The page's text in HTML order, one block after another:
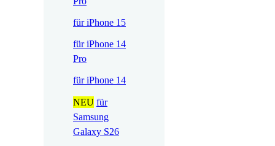
für iPhone 15
für iPhone 14
Pro
für iPhone 14
NEU für
Samsung
Galaxy S26